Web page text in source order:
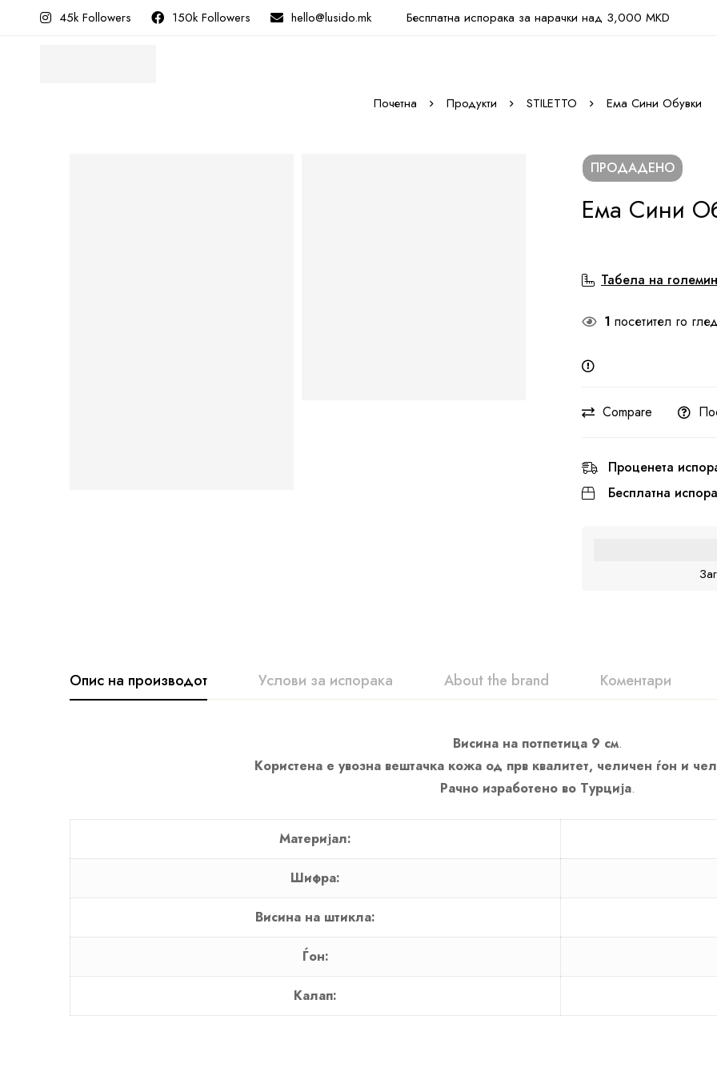
45k Followers 150k Followers hello@lusido.mk Бесплатна испорака за нарачки над 3,000 MKD
Почетна Продукти STILETTO Ема Сини Обувки
ПРОДАДЕНО
Ема Сини
Табела на
1 посетител го
Compare
Проценета
Бесплатна
Опис на производот Услови за испорака About the brand Коментари
Висина на потпетица 9 см.
Користена е увозна вештачка кожа од прв квалитет, челичен ѓон и
Рачно изработено во Турција.
Материјал:
Шифра:
Висина на штикла:
Ѓон:
Калап: